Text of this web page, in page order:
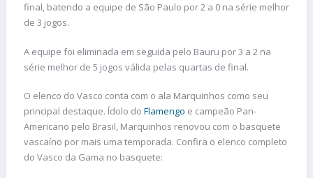
final, batendo a equipe de São Paulo por 2 a 0 na série melhor
de 3 jogos.
A equipe foi eliminada em seguida pelo Bauru por 3 a 2 na
série melhor de 5 jogos válida pelas quartas de final.
O elenco do Vasco conta com o ala Marquinhos como seu
principal destaque. Ídolo do Flamengo e campeão Pan-
Americano pelo Brasil, Marquinhos renovou com o basquete
vascaíno por mais uma temporada. Confira o elenco completo
do Vasco da Gama no basquete: